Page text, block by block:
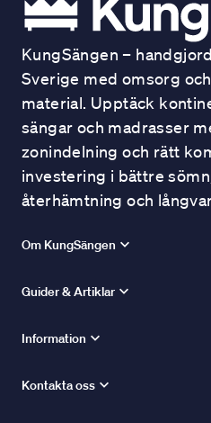
KungSängen –
Sverige med omsorg
material. Upptäck
sängar och madrasser
zonindelning och rätt
investering i bättre
återhämtning och
Om KungSängen
Guider & Artiklar
Information
Kontakta oss